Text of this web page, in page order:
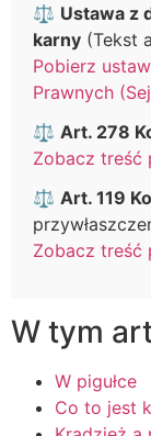
⚖️ Ustawa z
karny (Tekst
Pobierz
Prawnych
⚖️ Art. 278
Zobacz treść
⚖️ Art. 119
Zobacz treść
W tym
W pigułce
Co to jest